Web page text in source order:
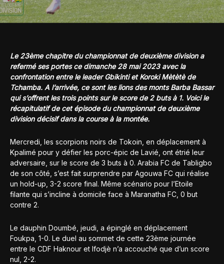
Le 23ème chapitre du championnat de deuxième division a
refermé ses portes ce dimanche 28 mai 2023 avec la
confrontation entre le leader Gbikinti et Koroki Mètètè de
Tchamba. A l’arrivée, ce sont les lions des monts Barba Bassar
qui s’offrent les trois points sur le score de 2 buts à 1. Voici le
récapitulatif de cet épisode du championnat de deuxième
division décisif dans la course à la montée.
Mercredi, les scorpions noirs de Tokoin, en déplacement à
Kpalimé pour y défier les porc-épic de Lavié, ont étrié leur
adversaire, sur le score de 3 buts à 0. Arabia FC de Tabligbo
de son côté, s’est fait surprendre par Agouwa FC qui réalise
un hold-up, 3-2 score final. Même scénario pour l’Etoile
filante qui s’incline à domicile face à Maranatha FC, 0 but
contre 2.
Le dauphin Doumbé, jeudi, a épinglé en déplacement
Foukpa, 1-0. Le duel au sommet de cette 23ème journée
entre le CDF Haknour et Ifodjè n’a accouché que d’un score
nul, 2-2.